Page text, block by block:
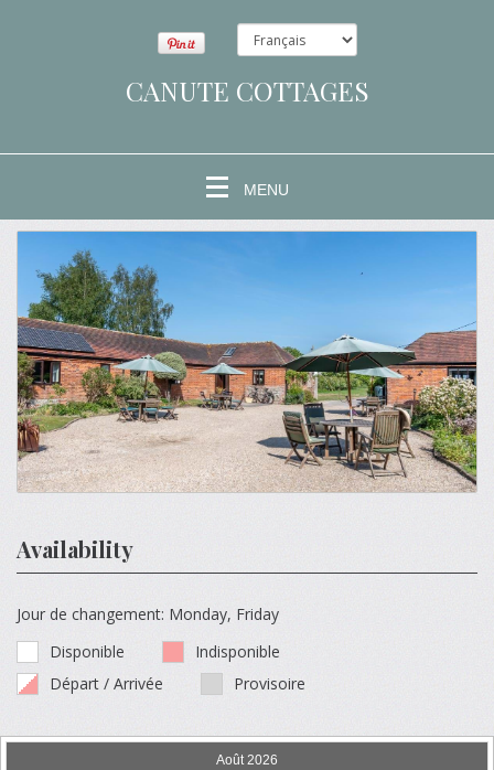
CANUTE COTTAGES
MENU
Availability
Jour de changement: Monday, Friday
Disponible
Indisponible
Départ / Arrivée
Provisoire
Août 2026